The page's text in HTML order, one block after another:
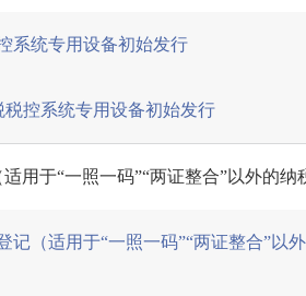
系统专用设备初始发行
税控系统专用设备初始发行
用于“一照一码”“两证整合”以外的纳
记（适用于“一照一码”“两证整合”以